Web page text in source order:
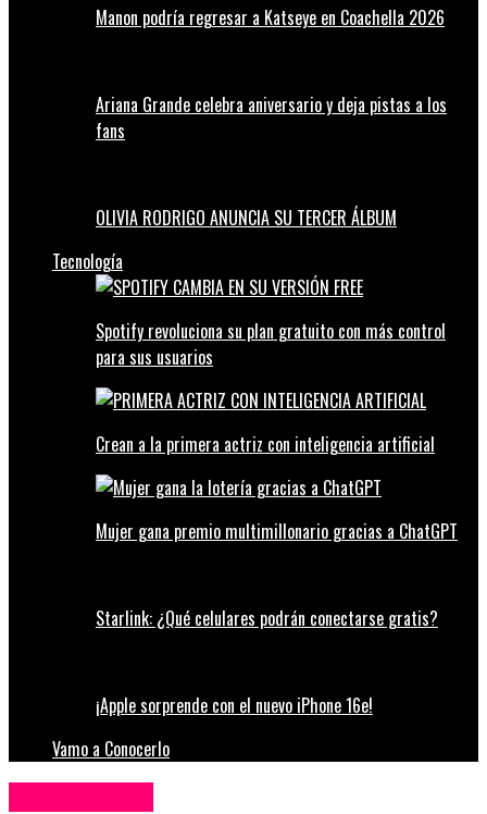
Manon podría regresar a Katseye en Coachella 2026
Ariana Grande celebra aniversario y deja pistas a los
fans
OLIVIA RODRIGO ANUNCIA SU TERCER ÁLBUM
Tecnología
Spotify revoluciona su plan gratuito con más control
para sus usuarios
Crean a la primera actriz con inteligencia artificial
Mujer gana premio multimillonario gracias a ChatGPT
Starlink: ¿Qué celulares podrán conectarse gratis?
¡Apple sorprende con el nuevo iPhone 16e!
Vamo a Conocerlo